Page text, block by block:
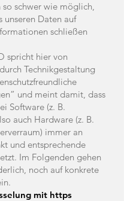
schwer wie möglich,
unseren Daten auf
schließen
spricht hier von
Technikgestaltung
und meint damit, dass
Software (z. B.
auch Hardware (z. B.
immer an
und entsprechende
Im Folgenden gehen
noch auf konkrete
mit https